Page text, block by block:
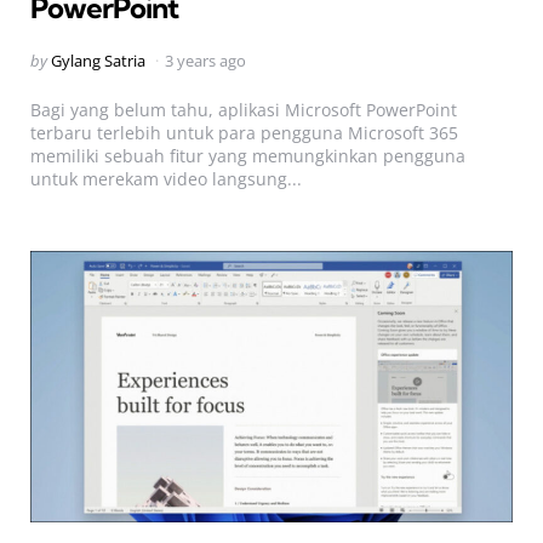
PowerPoint
Posted
byGylang Satria 3 years ago
Bagi yang belum tahu, aplikasi Microsoft PowerPoint
terbaru terlebih untuk para pengguna Microsoft 365
memiliki sebuah fitur yang memungkinkan pengguna
untuk merekam video langsung...